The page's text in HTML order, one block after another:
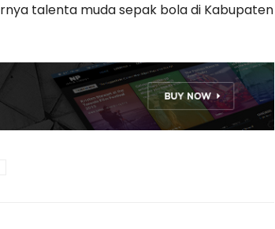
talenta muda sepak bola di Kabupaten